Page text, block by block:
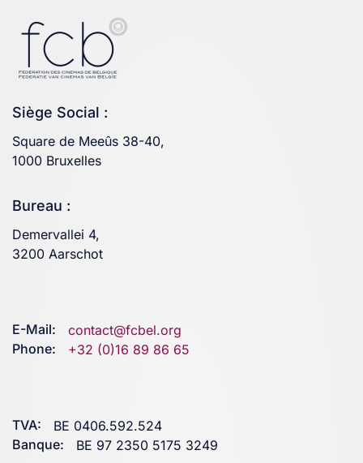
Siège Social :
Square de Meeûs 38-40,
1000 Bruxelles
Bureau :
Demervallei 4,
3200 Aarschot
E-Mail:
contact@fcbel.org
Phone:
+32 (0)16 89 86 65
TVA:
BE 0406.592.524
Banque:
BE 97 2350 5175 3249